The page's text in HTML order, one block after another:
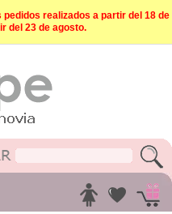
realizados a partir del 18 de
del 23 de agosto.